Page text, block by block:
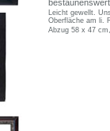
Leicht gewellt.
Oberfläche am li.
Abzug 58 x 47